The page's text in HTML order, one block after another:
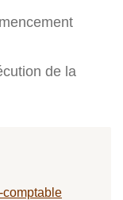
de la
comptable